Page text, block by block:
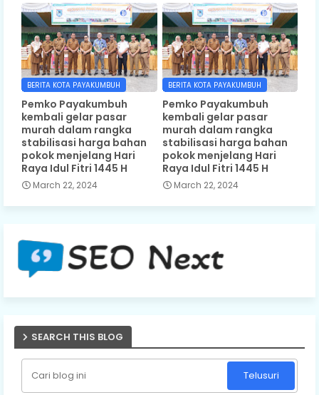
BERITA KOTA PAYAKUMBUH
Pemko Payakumbuh
kembali gelar pasar
murah dalam rangka
stabilisasi harga bahan
pokok menjelang Hari
Raya Idul Fitri 1445 H
March 22, 2024
BERITA KOTA PAYAKUMBUH
Pemko Payakumbuh
kembali gelar pasar
murah dalam rangka
stabilisasi harga bahan
pokok menjelang Hari
Raya Idul Fitri 1445 H
March 22, 2024
SEARCH THIS BLOG